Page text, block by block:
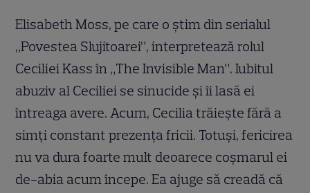
Elisabeth Moss, pe care o știm din serialul
„Povestea Slujitoarei”, interpretează rolul
Ceciliei Kass în „The Invisible Man”. Iubitul
abuziv al Ceciliei se sinucide și îi lasă ei
întreaga avere. Acum, Cecilia trăiește fără a
simți constant prezența fricii. Totuși, fericirea
nu va dura foarte mult deoarece coșmarul ei
de-abia acum începe. Ea ajuge să creadă că